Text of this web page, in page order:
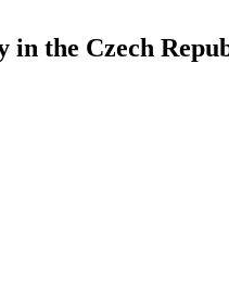
in the Czech